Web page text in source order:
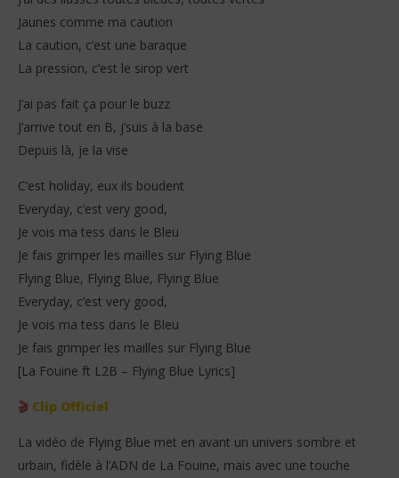
Jaunes comme ma caution
La caution, c’est une baraque
La pression, c’est le sirop vert
J’ai pas fait ça pour le buzz
J’arrive tout en B, j’suis à la base
Depuis là, je la vise
C’est holiday, eux ils boudent
Everyday, c’est very good,
Je vois ma tess dans le Bleu
Je fais grimper les mailles sur Flying Blue
Flying Blue, Flying Blue, Flying Blue
Everyday, c’est very good,
Je vois ma tess dans le Bleu
Je fais grimper les mailles sur Flying Blue
[La Fouine ft L2B – Flying Blue Lyrics]
🎬 Clip Officiel
La vidéo de Flying Blue met en avant un univers sombre et
urbain, fidèle à l’ADN de La Fouine, mais avec une touche